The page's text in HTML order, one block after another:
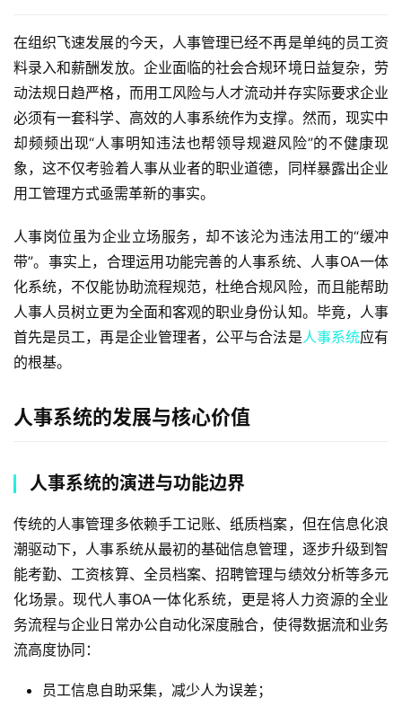
在组织飞速发展的今天，人事管理已经不再是单纯的员工资
料录入和薪酬发放。企业面临的社会合规环境日益复杂，劳
动法规日趋严格，而用工风险与人才流动并存实际要求企业
必须有一套科学、高效的人事系统作为支撑。然而，现实中
却频频出现“人事明知违法也帮领导规避风险”的不健康现
象，这不仅考验着人事从业者的职业道德，同样暴露出企业
用工管理方式亟需革新的事实。
人事岗位虽为企业立场服务，却不该沦为违法用工的“缓冲
带”。事实上，合理运用功能完善的人事系统、人事OA一体
化系统，不仅能协助流程规范，杜绝合规风险，而且能帮助
人事人员树立更为全面和客观的职业身份认知。毕竟，人事
首先是员工，再是企业管理者，公平与合法是人事系统应有
的根基。
人事系统的发展与核心价值
人事系统的演进与功能边界
传统的人事管理多依赖手工记账、纸质档案，但在信息化浪
潮驱动下，人事系统从最初的基础信息管理，逐步升级到智
能考勤、工资核算、全员档案、招聘管理与绩效分析等多元
化场景。现代人事OA一体化系统，更是将人力资源的全业
务流程与企业日常办公自动化深度融合，使得数据流和业务
流高度协同：
员工信息自助采集，减少人为误差；